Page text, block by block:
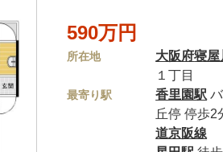
590万円
所在地 大阪府寝屋
１丁目
最寄り駅 香里園駅
丘停 停歩2
道京阪線